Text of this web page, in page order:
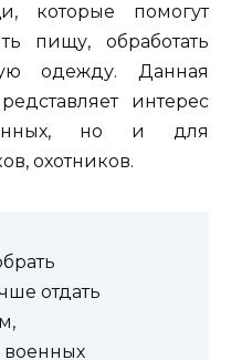
которые помогут
пищу, обработать
одежду. Данная
интерес
но и для
охотников.
отдать